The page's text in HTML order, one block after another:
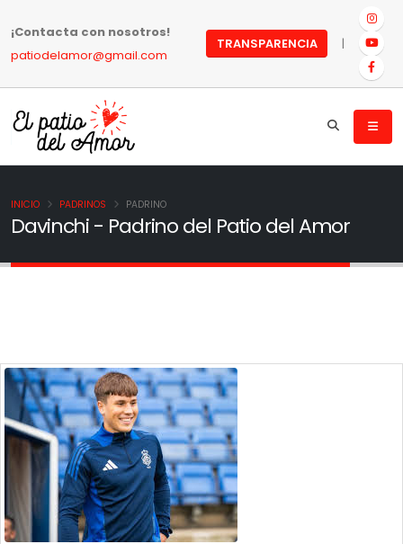
¡Contacta con nosotros!
patiodelamor@gmail.com
TRANSPARENCIA |
Davinchi - Padrino del Patio del Amor
INICIO PADRINOS PADRINO